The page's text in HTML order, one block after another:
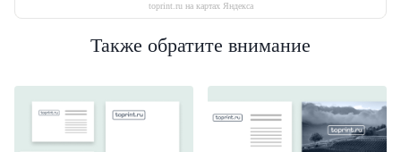
toprint.ru на картах Яндекса
Также обратите внимание